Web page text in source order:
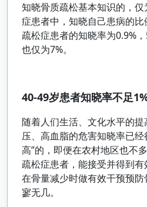
知晓骨质疏松基本知识的，
症患者中，知晓自己患病的
疏松症患者的知晓率为0.9%
也仅为7%。
40-49岁患者知晓率不足
随着人们生活、文化水平的
压、高血脂的危害知晓率已
高”的，即便在农村地区也不
疏松症患者，能接受并得到
在骨量减少时做有效干预预
寥无几。